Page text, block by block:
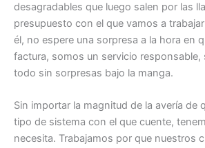
desagradables que luego salen por las
presupuesto con el que vamos a
él, no espere una sorpresa a la hora en
factura, somos un servicio responsable,
todo sin sorpresas bajo la manga.
Sin importar la magnitud de la avería de
tipo de sistema con el que cuente,
necesita. Trabajamos por que nuestros